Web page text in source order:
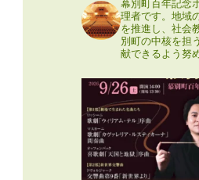
幕別町百年記念
理者です。地域
を推進し、社会
別町の中核を担
献できるよう努